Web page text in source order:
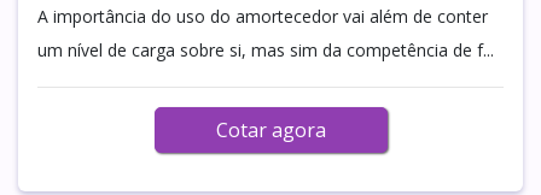
A importância do uso do amortecedor vai além de conter
um nível de carga sobre si, mas sim da competência de f...
Cotar agora